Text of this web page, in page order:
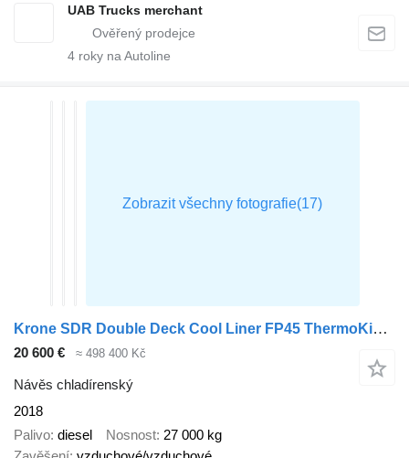
UAB Trucks merchant
4 roky na Autoline
Krone SDR Double Deck Cool Liner FP45 ThermoKing SLXi 300 Lifting Axle
20 600 € ≈ 498 400 Kč
Návěs chladírenský
2018
Palivo diesel Nosnost 27 000 kg